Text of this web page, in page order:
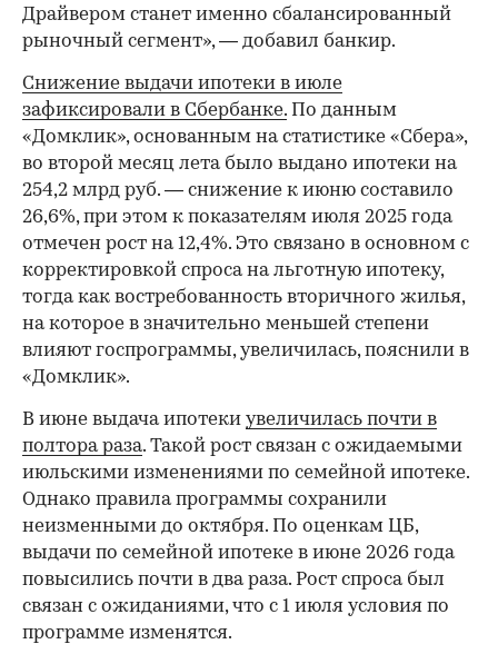
Драйвером станет именно сбалансированный
рыночный сегмент», — добавил банкир.
Снижение выдачи ипотеки в июле
зафиксировали в Сбербанке. По данным
«Домклик», основанным на статистике «Сбера»,
во второй месяц лета было выдано ипотеки на
254,2 млрд руб. — снижение к июню составило
26,6%, при этом к показателям июля 2025 года
отмечен рост на 12,4%. Это связано в основном с
корректировкой спроса на льготную ипотеку,
тогда как востребованность вторичного жилья,
на которое в значительно меньшей степени
влияют госпрограммы, увеличилась, пояснили в
«Домклик».
В июне выдача ипотеки увеличилась почти в
полтора раза. Такой рост связан с ожидаемыми
июльскими изменениями по семейной ипотеке.
Однако правила программы сохранили
неизменными до октября. По оценкам ЦБ,
выдачи по семейной ипотеке в июне 2026 года
повысились почти в два раза. Рост спроса был
связан с ожиданиями, что с 1 июля условия по
программе изменятся.